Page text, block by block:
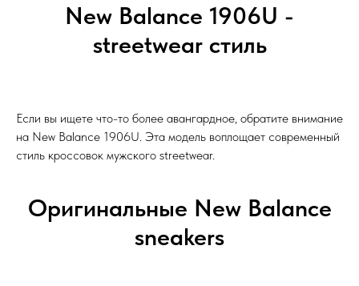
New Balance 1906U -
streetwear стиль
Если вы ищете что-то более авангардное, обратите внимание
на New Balance 1906U. Эта модель воплощает современный
стиль кроссовок мужского streetwear.
Оригинальные New Balance
sneakers